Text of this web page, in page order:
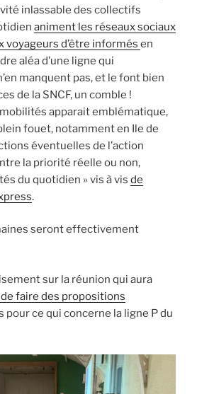
inlassable des collectifs
animent les réseaux sociaux
voyageurs d’être informés en
aléa d’une ligne qui
manquent pas, et le font bien
de la SNCF, un comble !
apparait emblématique,
fouet, notamment en Ile de
éventuelles de l’action
la priorité réelle ou non,
du quotidien » vis à vis de
.
seront effectivement
sur la réunion qui aura
faire des propositions
pour ce qui concerne la ligne P du